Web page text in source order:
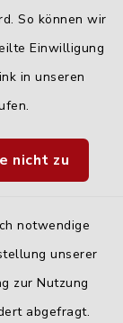
So können wir
Einwilligung
in unseren
nicht zu
notwendige
unserer
zur Nutzung
abgefragt.